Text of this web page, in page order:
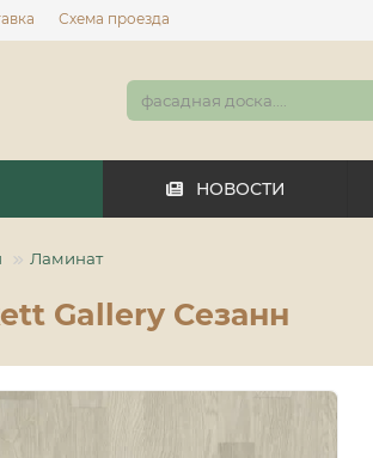
Схема проезда
НОВОСТИ
Ламинат
Gallery Сезанн